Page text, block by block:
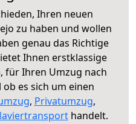
Ihren neuen
zu haben und wollen
genau das Richtige
Ihnen erstklassige
für Ihren Umzug nach
es sich um einen
, Privatumzug,
handelt.